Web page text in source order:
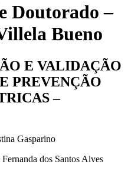
Doutorado –
Bueno
E VALIDAÇÃO
PREVENÇÃO
–
Gasparino
dos Santos Alves